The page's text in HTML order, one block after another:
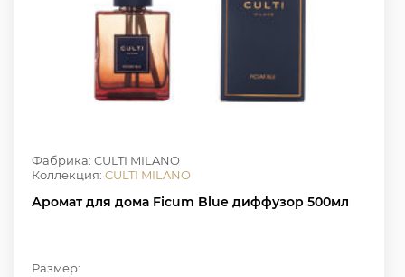
Фабрика: CULTI MILANO
Коллекция: CULTI MILANO
Аромат для дома Ficum Blue диффузор 500мл
Размер: